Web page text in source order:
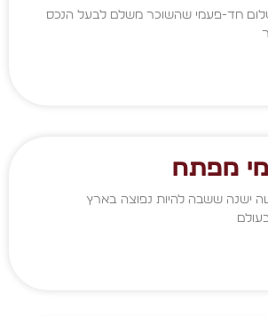
חד-פעמי שהשוכר משלם לבעל הנכס
מפתח
ישנה ששבה להיות נפוצה בארץ